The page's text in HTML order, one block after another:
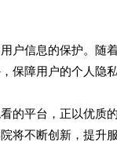
户信息的保护。随
保障用户的个人隐
的平台，正以优
将不断创新，提升